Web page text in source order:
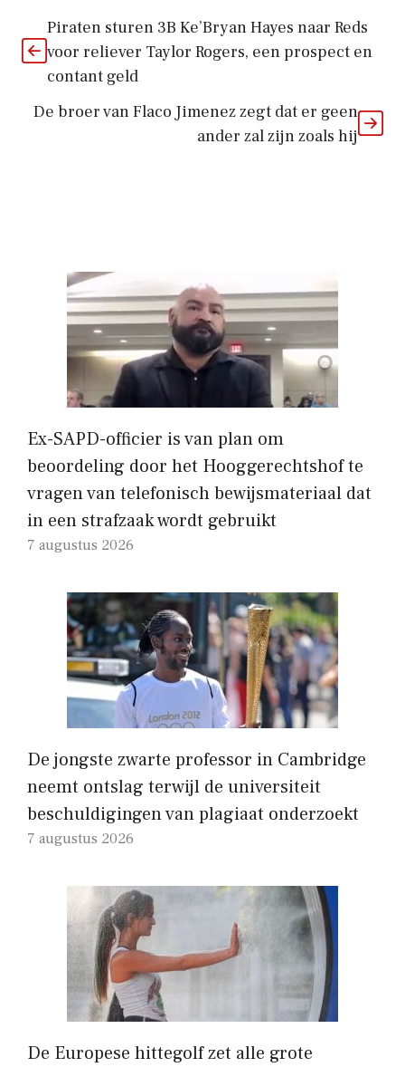
Piraten sturen 3B Ke’Bryan Hayes naar Reds
voor reliever Taylor Rogers, een prospect en
contant geld
De broer van Flaco Jimenez zegt dat er geen
ander zal zijn zoals hij
Ex-SAPD-officier is van plan om
beoordeling door het Hooggerechtshof te
vragen van telefonisch bewijsmateriaal dat
in een strafzaak wordt gebruikt
7 augustus 2026
De jongste zwarte professor in Cambridge
neemt ontslag terwijl de universiteit
beschuldigingen van plagiaat onderzoekt
7 augustus 2026
De Europese hittegolf zet alle grote